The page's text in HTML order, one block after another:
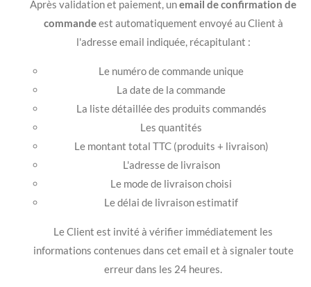
Après validation et paiement, unemail de confirmation de
commandeest automatiquement envoyé au Client à
l'adresse email indiquée, récapitulant :
Le numéro de commande unique
La date de la commande
La liste détaillée des produits commandés
Les quantités
Le montant total TTC (produits + livraison)
L'adresse de livraison
Le mode de livraison choisi
Le délai de livraison estimatif
Le Client est invité à vérifier immédiatement les
informations contenues dans cet email et à signaler toute
erreur dans les 24 heures.